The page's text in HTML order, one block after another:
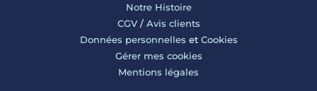
Notre Histoire
CGV/ Avis clients
Données personnelles et Cookies
Gérer mes cookies
Mentions légales